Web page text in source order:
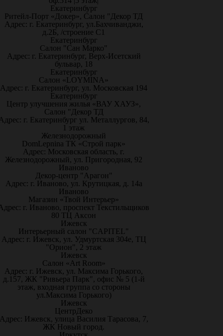
Екатеринбург
Ритейл-Порт «Докер», Салон "Декор ТД
Адрес: г. Екатеринбург, ул.Бахчиванджи,
д.2Б, /строение С1
Екатеринбург
Салон "Сан Марко"
Адрес: г. Екатеринбург, Верх-Исетский
бульвар, 18
Екатеринбург
Салон «LOYMINA»
Адрес: г. Екатеринбург, ул. Московская 194
Екатеринбург
Центр улучшения жилья «ВАУ ХАУЗ»,
Салон "Декор ТД
г. Екатеринбург ул. Металлургов, 84,
1 этаж
Железнодорожный
DomLepnina ТК «Строй парк»
Адрес: Московская область, г.
Железнодорожный, ул. Пригородная, 92
Иваново
Декор-центр "Арагон"
Адрес: г. Иваново, ул. Крутицкая, д. 14а
Иваново
Магазин «Твой Интерьер»
г. Иваново, проспект Текстильщиков
80 ТЦ Аксон
Ижевск
Интерьерный салон "CAPITEL"
Адрес: г. Ижевск, ул. Удмуртская 304е, ТЦ
"Орион", 2 этаж
Ижевск
Салон «Art Room»
Адрес: г. Ижевск, ул. Максима Горького,
д.157, ЖК "Ривьера Парк", офис № 5 (1-й
этаж, входная группа со стороны
ул.Максима Горького)
Ижевск
ЦентрДеко
Ижевск, улица Василия Тарасова, 7,
ЖК Новый город.